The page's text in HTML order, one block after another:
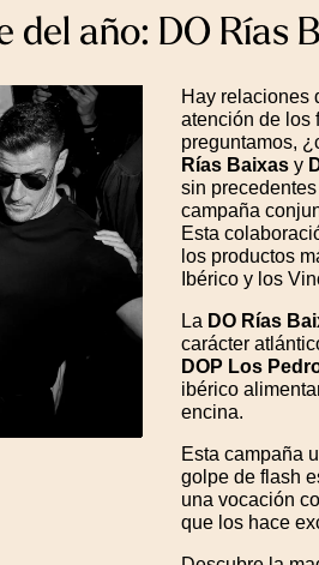
año: DO Rías
Hay relaciones
atención de los
preguntamos,
Rías Baixas y
sin
campaña
Esta
los productos
Ibérico y los
La DO Rías
carácter
DOP Los
ibérico
encina.
Esta campaña
golpe de flash
una vocación
que los hace